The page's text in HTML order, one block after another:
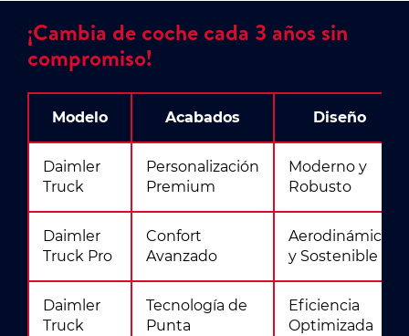
¡Cambia de coche cada 3 años sin
compromiso!
Modelo Acabados Diseño
Daimler
Truck
Personalización
Premium
Moderno y
Robusto
Daimler
Truck Pro
Confort
Avanzado
Aerodinámico
y Sostenible
Daimler
Truck
Tecnología de
Punta
Eficiencia
Optimizada